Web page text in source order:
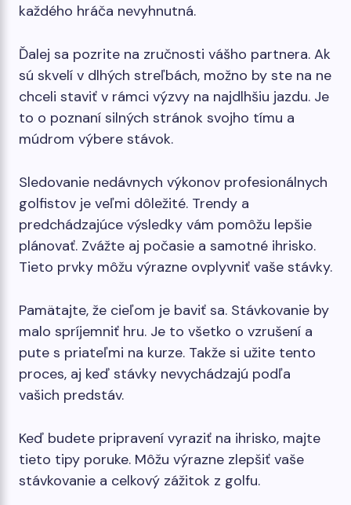
každého hráča nevyhnutná.
Ďalej sa pozrite na zručnosti vášho partnera. Ak
sú skvelí v dlhých streľbách, možno by ste na ne
chceli staviť v rámci výzvy na najdlhšiu jazdu. Je
to o poznaní silných stránok svojho tímu a
múdrom výbere stávok.
Sledovanie nedávnych výkonov profesionálnych
golfistov je veľmi dôležité. Trendy a
predchádzajúce výsledky vám pomôžu lepšie
plánovať. Zvážte aj počasie a samotné ihrisko.
Tieto prvky môžu výrazne ovplyvniť vaše stávky.
Pamätajte, že cieľom je baviť sa. Stávkovanie by
malo spríjemniť hru. Je to všetko o vzrušení a
pute s priateľmi na kurze. Takže si užite tento
proces, aj keď stávky nevychádzajú podľa
vašich predstáv.
Keď budete pripravení vyraziť na ihrisko, majte
tieto tipy poruke. Môžu výrazne zlepšiť vaše
stávkovanie a celkový zážitok z golfu.